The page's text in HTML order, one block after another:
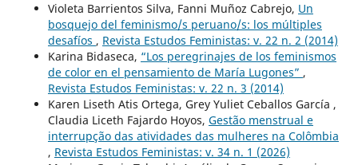
Violeta Barrientos Silva, Fanni Muñoz Cabrejo, Un
bosquejo del feminismo/s peruano/s: los múltiples
desafíos , Revista Estudos Feministas: v. 22 n. 2 (2014)
Karina Bidaseca, “Los peregrinajes de los feminismos
de color en el pensamiento de María Lugones” ,
Revista Estudos Feministas: v. 22 n. 3 (2014)
Karen Liseth Atis Ortega, Grey Yuliet Ceballos García ,
Claudia Liceth Fajardo Hoyos, Gestão menstrual e
interrupção das atividades das mulheres na Colômbia
, Revista Estudos Feministas: v. 34 n. 1 (2026)